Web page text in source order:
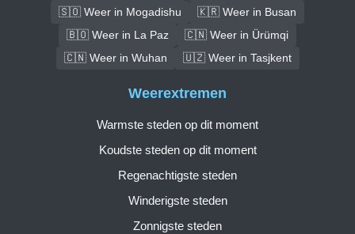
🇸🇴 Weer in Mogadishu
🇰🇷 Weer in Busan
🇧🇴 Weer in La Paz
🇨🇳 Weer in Ürümqi
🇨🇳 Weer in Wuhan
🇺🇿 Weer in Tasjkent
Weerextremen
Warmste steden op dit moment
Koudste steden op dit moment
Regenachtigste steden
Winderigste steden
Zonnigste steden